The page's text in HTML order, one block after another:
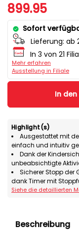
899.95
Sofort
Lieferung: ab
In 3 von 21
Mehr erfahren
Ausstellung in Filiale
In
Highlight(s)
Ausgestattet mit
einfach und intuitiv
Dank der
unbeabsichtigte
Sicherer Stopp der
dank Timer mit
Siehe die detaillierten
Beschreibung